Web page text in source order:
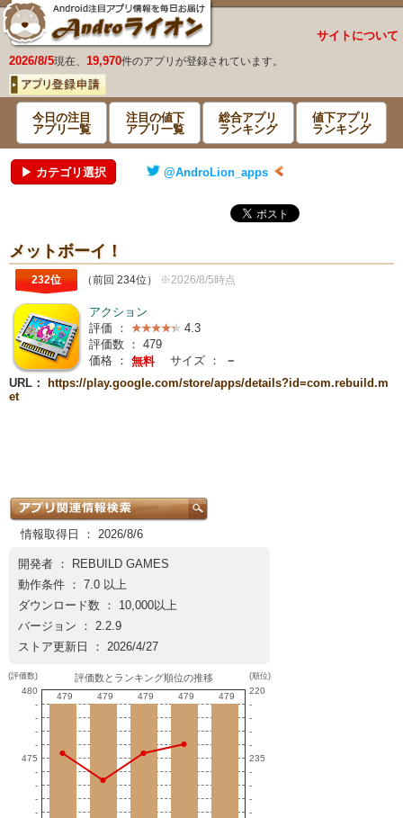
サイトについて
2026/8/5現在、 19,970件のアプリが登録されています。
今日の注目
アプリ一覧
注目の値下
アプリ一覧
総合アプリ
ランキング
値下アプリ
ランキング
▶ カテゴリ選択 @AndroLion_apps
メットボーイ！
232位 （前回 234位） ※2026/8/5時点
アクション
評価 ：
4.3
評価数 ： 479
価格 ： 無料 サイズ ：
－
URL：
https://play.google.com/store/apps/details?id=com.rebuild.m
et
情報取得日 ： 2026/8/6
開発者 ：
REBUILD GAMES
動作条件 ： 7.0 以上
ダウンロード数 ： 10,000以上
バージョン ： 2.2.9
ストア更新日 ： 2026/4/27
(評価数)
480
-
-
-
-
475
-
-
-
-
評価数とランキング順位の推移
479
479 479
479 479
479 479
479 479
479
(順位)
220
-
-
-
-
235
-
-
-
-